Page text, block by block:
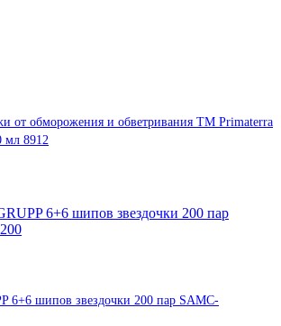
от обморожения и обветривания TM Primaterra
мл 8912
6+6 шипов звездочки 200 пар SAMC-